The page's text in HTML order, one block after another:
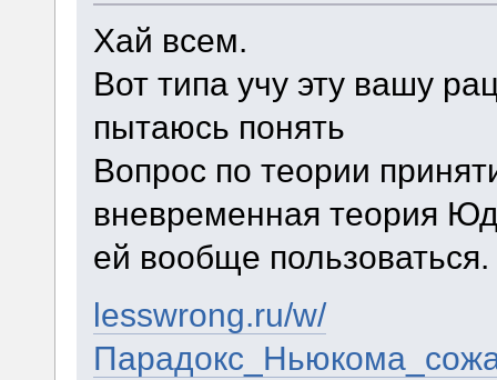
Хай всем.
Вот типа учу эту вашу
пытаюсь понять
Вопрос по теории
вневременная теория
ей вообще пользоваться.
lesswrong.ru/w/